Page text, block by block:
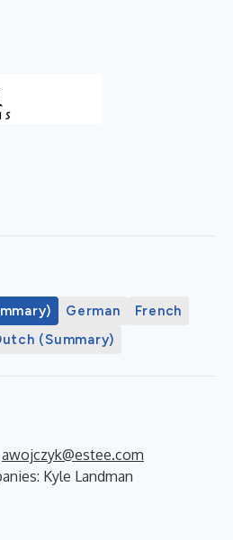
German
French
(Summary)
awojczyk@estee.com
Kyle Landman